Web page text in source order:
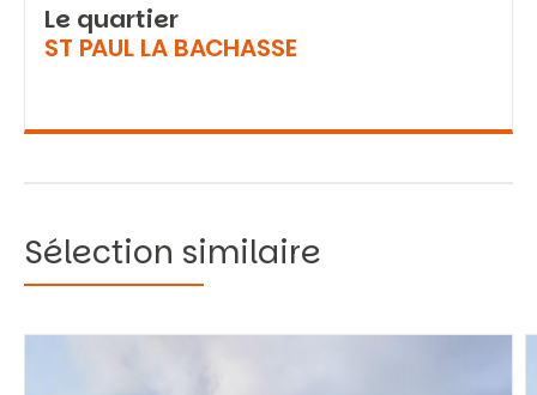
Le quartier
ST PAUL LA BACHASSE
Sélection similaire